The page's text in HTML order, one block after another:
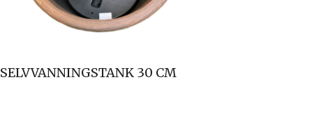
SELVVANNINGSTANK 30 CM